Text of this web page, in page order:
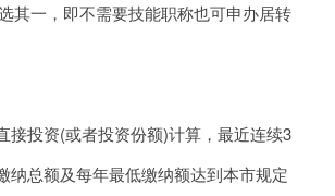
其一，即不需要技能职称也可申办居转
接投资(或者投资份额)计算，最近连续3
纳总额及每年最低缴纳额达到本市规定